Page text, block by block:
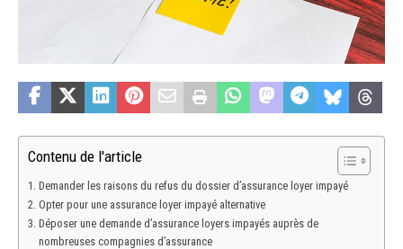
Contenu de l'article
Demander les raisons du refus du dossier d’assurance loyer impayé
Opter pour une assurance loyer impayé alternative
Déposer une demande d’assurance loyers impayés auprès de
nombreuses compagnies d’assurance